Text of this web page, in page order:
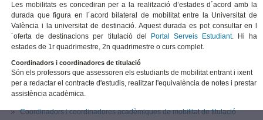
Les mobilitats es concediran per a la realització d’estades d´acord amb la
durada que figura en l´acord bilateral de mobilitat entre la Universitat de
València i la universitat de destinació. Aquest durada es pot consultar en l
´oferta de destinacions per titulació del
Portal Serveis Estudiant. Hi ha
estades de 1r quadrimestre, 2n quadrimestre o curs complet.
Coordinadors i coordinadores de titulació
Són els professors que assessoren els estudiants de mobilitat entrant i ixent
per a redactar el contracte d'estudis, realitzar l'equivalència de notes i prestar
assistència acadèmica.
Coordinadors i coordinadores acadèmiques de mobilitat de titulació